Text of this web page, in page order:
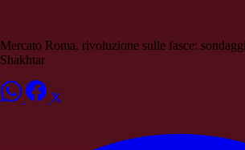
Mercato Roma, rivoluzione sulle fasce:
Shakhtar